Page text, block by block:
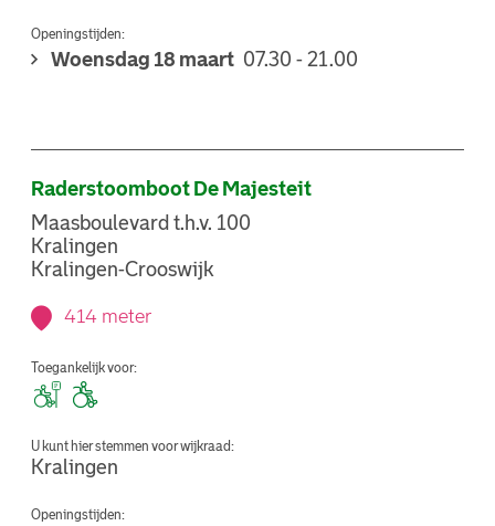
Openingstijden:
Woensdag 18 maart 07.30 - 21.00
Raderstoomboot De Majesteit
Maasboulevard t.h.v. 100
Kralingen
Kralingen-Crooswijk
414 meter
Toegankelijk voor:
U kunt hier stemmen voor wijkraad:
Kralingen
Openingstijden: